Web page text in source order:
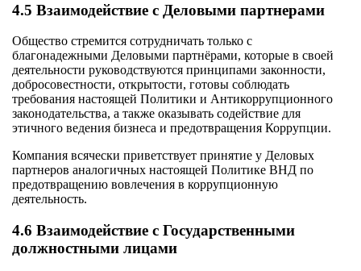
4.5 Взаимодействие с Деловыми партнерами
Общество стремится сотрудничать только с
благонадежными Деловыми партнёрами, которые в своей
деятельности руководствуются принципами законности,
добросовестности, открытости, готовы соблюдать
требования настоящей Политики и Антикоррупционного
законодательства, а также оказывать содействие для
этичного ведения бизнеса и предотвращения Коррупции.
Компания всячески приветствует принятие у Деловых
партнеров аналогичных настоящей Политике ВНД по
предотвращению вовлечения в коррупционную
деятельность.
4.6 Взаимодействие с Государственными
должностными лицами